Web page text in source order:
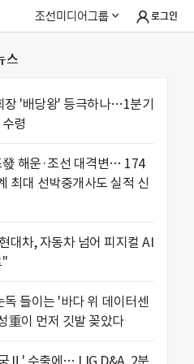
조선미디어그룹 로그인
스